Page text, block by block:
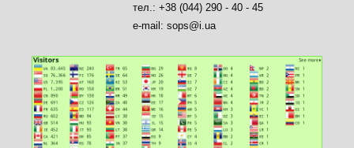
тел.: +38 (044) 290 - 40 - 45
e-mail: sops@i.ua